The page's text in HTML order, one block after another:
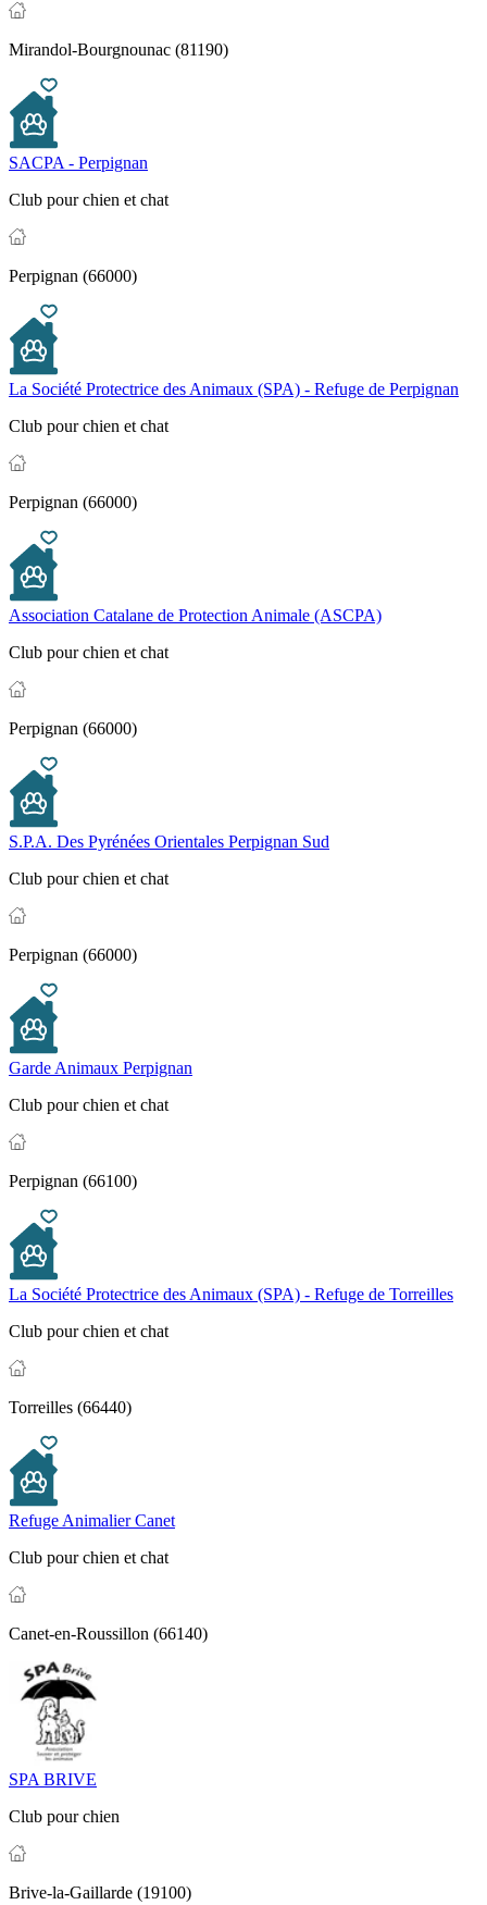
Mirandol-Bourgnounac (81190)
SACPA - Perpignan
Club pour chien et chat
Perpignan (66000)
La Société Protectrice des Animaux (SPA) - Refuge de Perpignan
Club pour chien et chat
Perpignan (66000)
Association Catalane de Protection Animale (ASCPA)
Club pour chien et chat
Perpignan (66000)
S.P.A. Des Pyrénées Orientales Perpignan Sud
Club pour chien et chat
Perpignan (66000)
Garde Animaux Perpignan
Club pour chien et chat
Perpignan (66100)
La Société Protectrice des Animaux (SPA) - Refuge de Torreilles
Club pour chien et chat
Torreilles (66440)
Refuge Animalier Canet
Club pour chien et chat
Canet-en-Roussillon (66140)
SPA BRIVE
Club pour chien
Brive-la-Gaillarde (19100)